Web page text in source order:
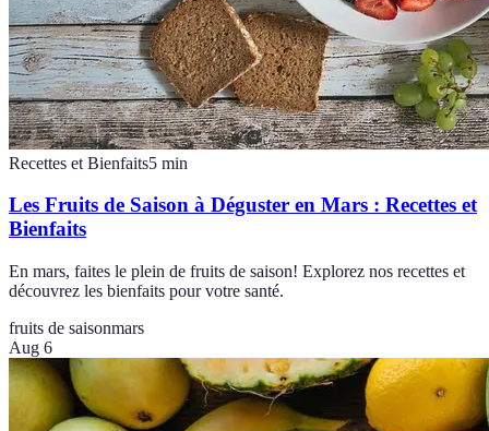
Recettes et Bienfaits5 min
Les Fruits de Saison à Déguster en Mars : Recettes et
Bienfaits
En mars, faites le plein de fruits de saison! Explorez nos recettes et
découvrez les bienfaits pour votre santé.
fruits de saisonmars
Aug 6